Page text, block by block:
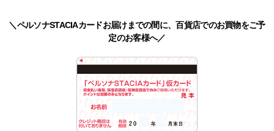
＼ペルソナSTACIAカードお届けまでの間に、百貨店でのお買物をご予
定のお客様へ／